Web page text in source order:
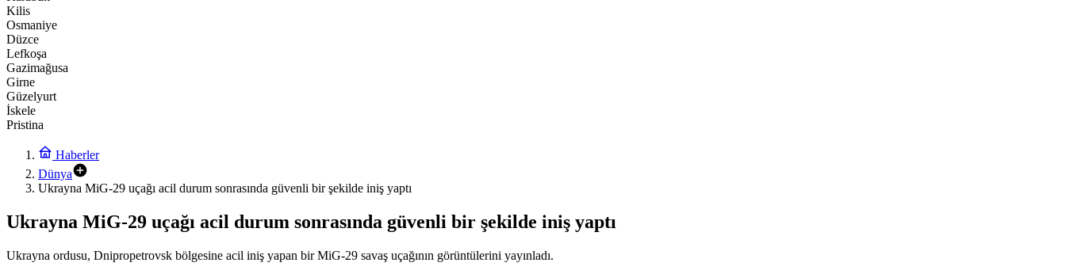
Kilis
Osmaniye
Düzce
Lefkoşa
Gazimağusa
Girne
Güzelyurt
İskele
Pristina
Haberler
Dünya
Ukrayna MiG-29 uçağı acil durum sonrasında güvenli bir şekilde iniş yaptı
Ukrayna MiG-29 uçağı acil durum sonrasında güvenli bir şekilde iniş yaptı
Ukrayna ordusu, Dnipropetrovsk bölgesine acil iniş yapan bir MiG-29 savaş uçağının görüntülerini yayınladı.